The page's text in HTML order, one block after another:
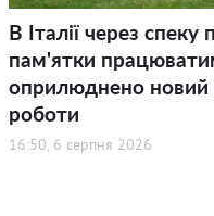
В Італії через спеку
пам'ятки
оприлюднено новий
роботи
16:50, 6 серпня 2026